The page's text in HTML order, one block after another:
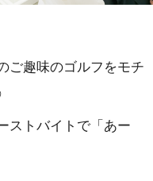
ご趣味のゴルフをモチ
ストバイトで「あー